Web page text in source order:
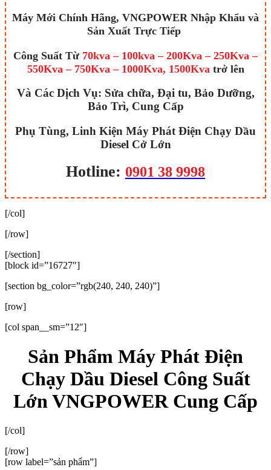
Máy Mới Chính Hãng, VNGPOWER Nhập Khẩu và
Sản Xuất Trực Tiếp
Công Suất Từ 70kva – 100kva – 200Kva – 250Kva –
550Kva – 750Kva – 1000Kva, 1500Kva trở lên
Và Các Dịch Vụ: Sửa chữa, Đại tu, Bảo Dưỡng,
Bảo Trì, Cung Cấp
Phụ Tùng, Linh Kiện Máy Phát Điện Chạy Dầu
Diesel Cở Lớn
Hotline: 0901 38 9998
[/col]
[/row]
[/section]
[block id=”16727″]
[section bg_color=”rgb(240, 240, 240)”]
[row]
[col span__sm=”12″]
Sản Phẩm Máy Phát Điện
Chạy Dầu Diesel Công Suất
Lớn VNGPOWER Cung Cấp
[/col]
[/row]
[row label=”sản phẩm”]